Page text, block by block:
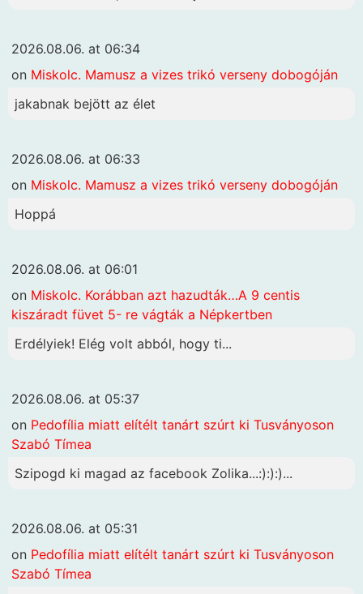
2026.08.06. at 06:34
on Miskolc. Mamusz a vizes trikó verseny dobogóján
jakabnak bejött az élet
2026.08.06. at 06:33
on Miskolc. Mamusz a vizes trikó verseny dobogóján
Hoppá
2026.08.06. at 06:01
on Miskolc. Korábban azt hazudták…A 9 centis
kiszáradt füvet 5- re vágták a Népkertben
Erdélyiek! Elég volt abból, hogy ti...
2026.08.06. at 05:37
on Pedofília miatt elítélt tanárt szúrt ki Tusványoson
Szabó Tímea
Szipogd ki magad az facebook Zolika...:):):)...
2026.08.06. at 05:31
on Pedofília miatt elítélt tanárt szúrt ki Tusványoson
Szabó Tímea